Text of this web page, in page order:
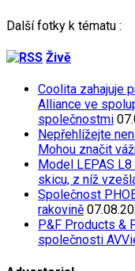
Další fotky k tématu :
Živě
Coolita zahajuje
Alliance ve
společnostmi
Nepřehlížejte
Mohou značit
Model LEPAS
skicu, z níž
Společnost
rakovině
P&F Products &
společnosti